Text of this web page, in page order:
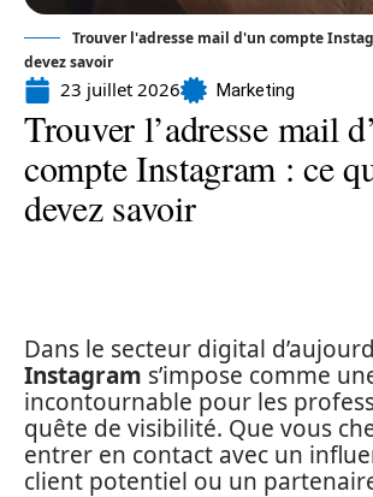
Trouver l'adresse mail d'un compte
devez savoir
23 juillet 2026 Marketing
Trouver l’adresse mail
compte Instagram : ce
devez savoir
Dans le secteur digital
Instagram s’impose comme
incontournable pour les
quête de visibilité. Que vous
entrer en contact avec un
client potentiel ou un